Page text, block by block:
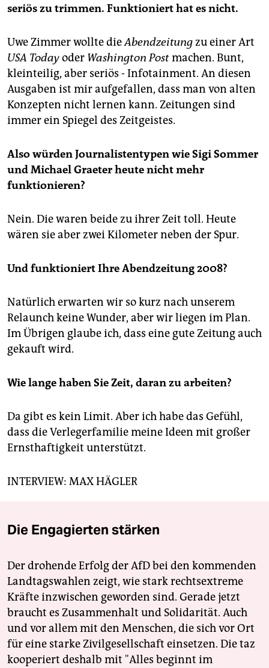
seriös zu trimmen. Funktioniert hat es nicht.
Uwe Zimmer wollte dieAbendzeitungzu einer Art
USA Todayoder Washington Postmachen. Bunt,
kleinteilig, aber seriös - Infotainment. An diesen
Ausgaben ist mir aufgefallen, dass man von alten
Konzepten nicht lernen kann. Zeitungen sind
immer ein Spiegel des Zeitgeistes.
Also würden Journalistentypen wie Sigi Sommer
und Michael Graeter heute nicht mehr
funktionieren?
Nein. Die waren beide zu ihrer Zeit toll. Heute
wären sie aber zwei Kilometer neben der Spur.
Und funktioniert Ihre Abendzeitung 2008?
Natürlich erwarten wir so kurz nach unserem
Relaunch keine Wunder, aber wir liegen im Plan.
Im Übrigen glaube ich, dass eine gute Zeitung auch
gekauft wird.
Wie lange haben Sie Zeit, daran zu arbeiten?
Da gibt es kein Limit. Aber ich habe das Gefühl,
dass die Verlegerfamilie meine Ideen mit großer
Ernsthaftigkeit unterstützt.
INTERVIEW: MAX HÄGLER
Die Engagierten stärken
Der drohende Erfolg der AfD bei den kommenden
Landtagswahlen zeigt, wie stark rechtsextreme
Kräfte inzwischen geworden sind. Gerade jetzt
braucht es Zusammenhalt und Solidarität. Auch
und vor allem mit den Menschen, die sich vor Ort
für eine starke Zivilgesellschaft einsetzen. Die taz
kooperiert deshalb mit "Alles beginnt im